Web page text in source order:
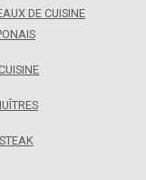
DE CUISINE